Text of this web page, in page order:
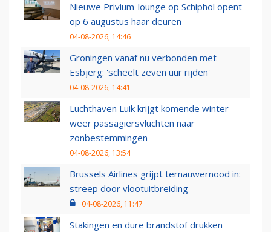
Nieuwe Privium-lounge op Schiphol opent
op 6 augustus haar deuren
04-08-2026, 14:46
Groningen vanaf nu verbonden met
Esbjerg: 'scheelt zeven uur rijden'
04-08-2026, 14:41
Luchthaven Luik krijgt komende winter
weer passagiersvluchten naar
zonbestemmingen
04-08-2026, 13:54
Brussels Airlines grijpt ternauwernood in:
streep door vlootuitbreiding
04-08-2026, 11:47
Stakingen en dure brandstof drukken